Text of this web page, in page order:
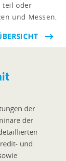
teil oder
und Messen.
der
der
und